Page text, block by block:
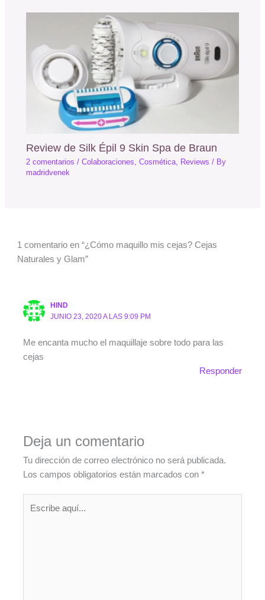
Review de Silk Épil 9 Skin Spa de Braun
2 comentarios /Colaboraciones ,Cosmética Reviews / By
madridvenek
1 comentario en “¿Cómo maquillo mis cejas? Cejas
Naturales y Glam”
HIND
JUNIO 23, 2020 A LAS 9:09 PM
Me encanta mucho el maquillaje sobre todo para las
cejas
Responder
Deja un comentario
Tu dirección de correo electrónico no será publicada.
Los campos obligatorios están marcados con*